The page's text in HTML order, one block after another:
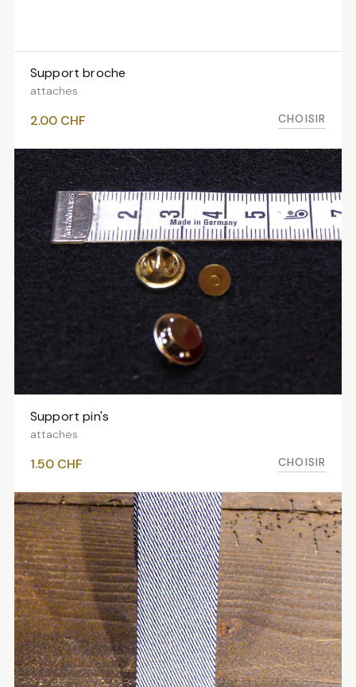
VOIR LES VARIANTES
Support broche
attaches
2.00 CHF CHOISIR
Support pin's
attaches
1.50 CHF CHOISIR